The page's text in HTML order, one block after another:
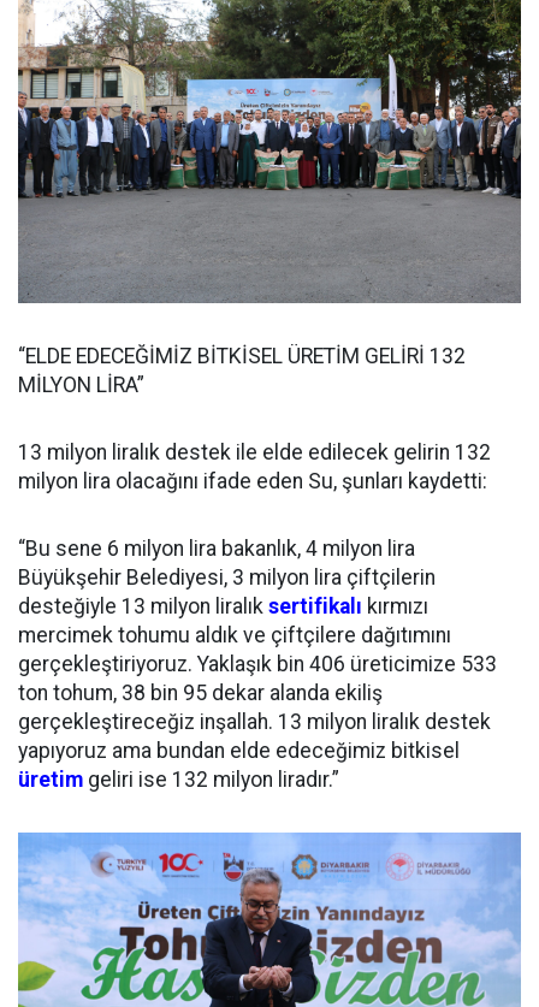
“ELDE EDECEĞİMİZ BİTKİSEL ÜRETİM GELİRİ 132
MİLYON LİRA”
13 milyon liralık destek ile elde edilecek gelirin 132
milyon lira olacağını ifade eden Su, şunları kaydetti:
“Bu sene 6 milyon lira bakanlık, 4 milyon lira
Büyükşehir Belediyesi, 3 milyon lira çiftçilerin
desteğiyle 13 milyon liralık sertifikalı kırmızı
mercimek tohumu aldık ve çiftçilere dağıtımını
gerçekleştiriyoruz. Yaklaşık bin 406 üreticimize 533
ton tohum, 38 bin 95 dekar alanda ekiliş
gerçekleştireceğiz inşallah. 13 milyon liralık destek
yapıyoruz ama bundan elde edeceğimiz bitkisel
üretim geliri ise 132 milyon liradır.”